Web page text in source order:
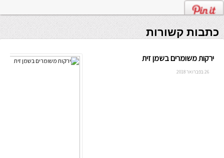
כתבות קשורות
ירקות משומרים בשמן זית
26 בפברואר 2018